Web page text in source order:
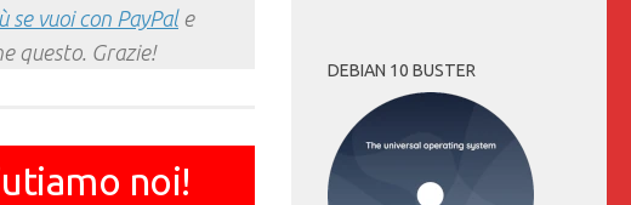
se vuoi con PayPale
questo. Grazie!
noi!
DEBIAN 10 BUSTER